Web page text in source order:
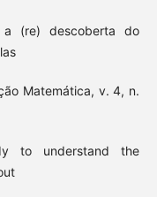
(re) descoberta do
Matemática, v. 4, n.
to understand the